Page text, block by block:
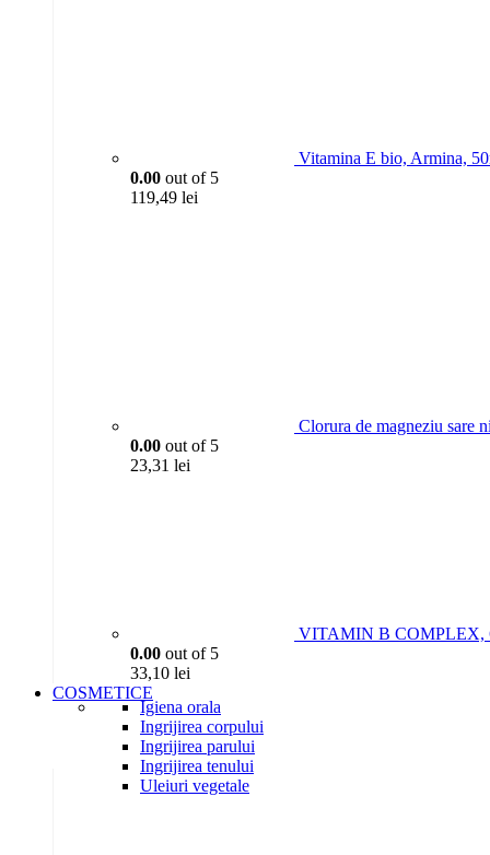
Vitamina E bio, Armina,
0.00 out of 5
119,49 lei
Clorura de magneziu sare
0.00 out of 5
23,31 lei
VITAMIN B COMPLEX,
0.00 out of 5
33,10 lei
COSMETICE
Igiena orala
Ingrijirea corpului
Ingrijirea parului
Ingrijirea tenului
Uleiuri vegetale